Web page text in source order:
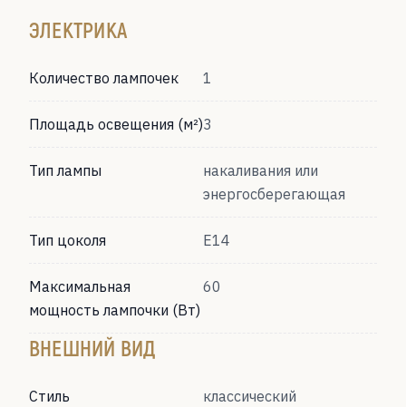
ЭЛЕКТРИКА
Количество лампочек 1
Площадь освещения (м²)3
Тип лампы
накаливания или
энергосберегающая
Тип цоколя Е14
Максимальная
мощность лампочки (Вт)
60
ВНЕШНИЙ ВИД
Стиль классический